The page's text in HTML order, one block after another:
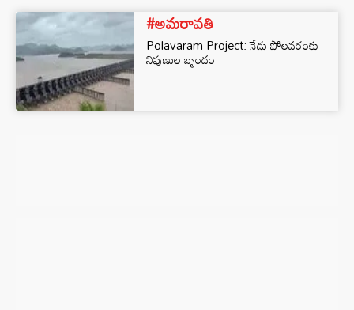
#అమరావతి
Polavaram Project: నేడు పోలవరంకు
నిపుణుల బృందం